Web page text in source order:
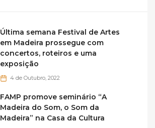
Última semana Festival de Artes
em Madeira prossegue com
concertos, roteiros e uma
exposição
4 de Outubro, 2022
FAMP promove seminário “A
Madeira do Som, o Som da
Madeira” na Casa da Cultura